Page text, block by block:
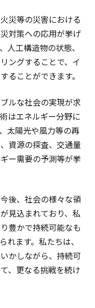
災等の災害における
対策への応用が挙げ
人工構造物の状態、
ングすることで、イ
ることができます。
ルな社会の実現が求
はエネルギー分野に
太陽光や風力等の再
資源の探査、交通量
ー需要の予測等が挙
後、社会の様々な領
見込まれており、私
豊かで持続可能なも
れます。私たちは、
かしながら、持続可
、更なる挑戦を続け